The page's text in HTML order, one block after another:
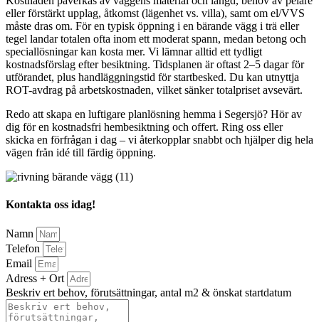
eller förstärkt upplag, åtkomst (lägenhet vs. villa), samt om el/VVS
måste dras om. För en typisk öppning i en bärande vägg i trä eller
tegel landar totalen ofta inom ett moderat spann, medan betong och
speciallösningar kan kosta mer. Vi lämnar alltid ett tydligt
kostnadsförslag efter besiktning. Tidsplanen är oftast 2–5 dagar för
utförandet, plus handläggningstid för startbesked. Du kan utnyttja
ROT-avdrag på arbetskostnaden, vilket sänker totalpriset avsevärt.
Redo att skapa en luftigare planlösning hemma i Segersjö? Hör av
dig för en kostnadsfri hembesiktning och offert. Ring oss eller
skicka en förfrågan i dag – vi återkopplar snabbt och hjälper dig hela
vägen från idé till färdig öppning.
Kontakta oss idag!
Namn
Telefon
Email
Adress + Ort
Beskriv ert behov, förutsättningar, antal m2 & önskat startdatum